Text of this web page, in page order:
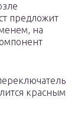
предложит
на
красным